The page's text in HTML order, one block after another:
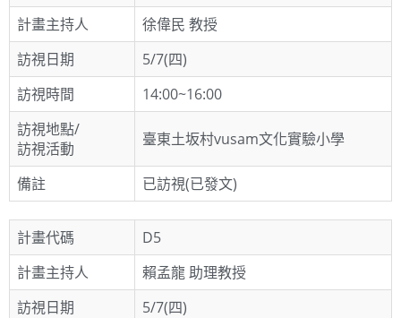
計畫主持人
徐偉民 教授
訪視日期
5/7(四)
訪視時間
14:00~16:00
訪視地點/
訪視活動
臺東土坂村vusam文化實驗小學
備註 已訪視(已發文)
計畫代碼
D5
計畫主持人
賴孟龍 助理教授
訪視日期
5/7(四)